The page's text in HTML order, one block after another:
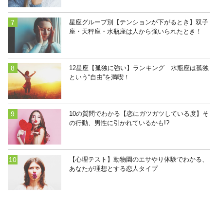
星座グループ別【テンションが下がるとき】双子
座・天秤座・水瓶座は人から強いられたとき！
12星座【孤独に強い】ランキング 水瓶座は孤独
という“自由”を満喫！
10の質問でわかる【恋にガツガツしている度】そ
の行動、男性に引かれているかも!?
【心理テスト】動物園のエサやり体験でわかる、
あなたが理想とする恋人タイプ